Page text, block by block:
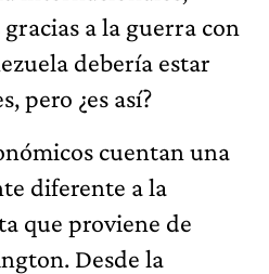
a la guerra con
debería estar
pero ¿es así?
cuentan una
diferente a la
que proviene de
Desde la